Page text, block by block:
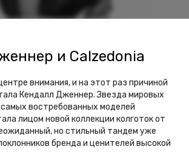
и Calzedonia
внимания, и на этот раз причиной
Кендалл Дженнер. Звезда мировых
востребованных моделей
лицом новой коллекции колготок от
но стильный тандем уже
бренда и ценителей высокой